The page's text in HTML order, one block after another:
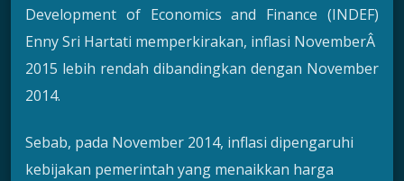
Development of Economics and Finance (INDEF)
Enny Sri Hartati memperkirakan, inflasi NovemberÂ
2015 lebih rendah dibandingkan dengan November
2014.
Sebab, pada November 2014, inflasi dipengaruhi
kebijakan pemerintah yang menaikkan harga